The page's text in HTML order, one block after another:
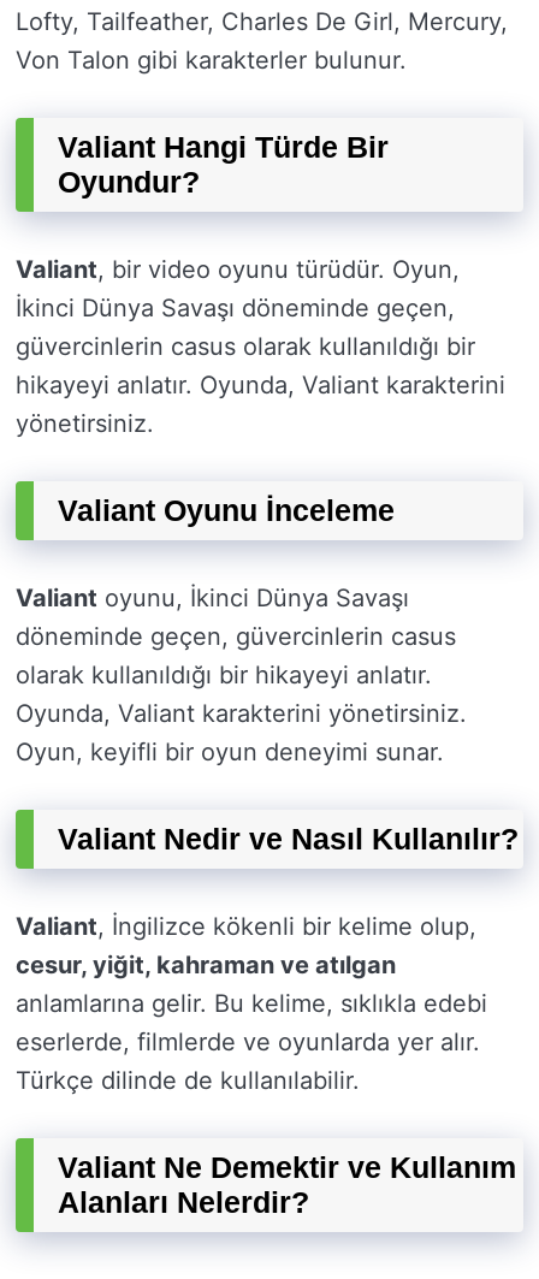
Lofty, Tailfeather, Charles De Girl, Mercury,
Von Talon gibi karakterler bulunur.
Valiant Hangi Türde Bir
Oyundur?
Valiant, bir video oyunu türüdür. Oyun,
İkinci Dünya Savaşı döneminde geçen,
güvercinlerin casus olarak kullanıldığı bir
hikayeyi anlatır. Oyunda, Valiant karakterini
yönetirsiniz.
Valiant Oyunu İnceleme
Valiant oyunu, İkinci Dünya Savaşı
döneminde geçen, güvercinlerin casus
olarak kullanıldığı bir hikayeyi anlatır.
Oyunda, Valiant karakterini yönetirsiniz.
Oyun, keyifli bir oyun deneyimi sunar.
Valiant Nedir ve Nasıl Kullanılır?
Valiant, İngilizce kökenli bir kelime olup,
cesur, yiğit, kahraman ve atılgan
anlamlarına gelir. Bu kelime, sıklıkla edebi
eserlerde, filmlerde ve oyunlarda yer alır.
Türkçe dilinde de kullanılabilir.
Valiant Ne Demektir ve Kullanım
Alanları Nelerdir?